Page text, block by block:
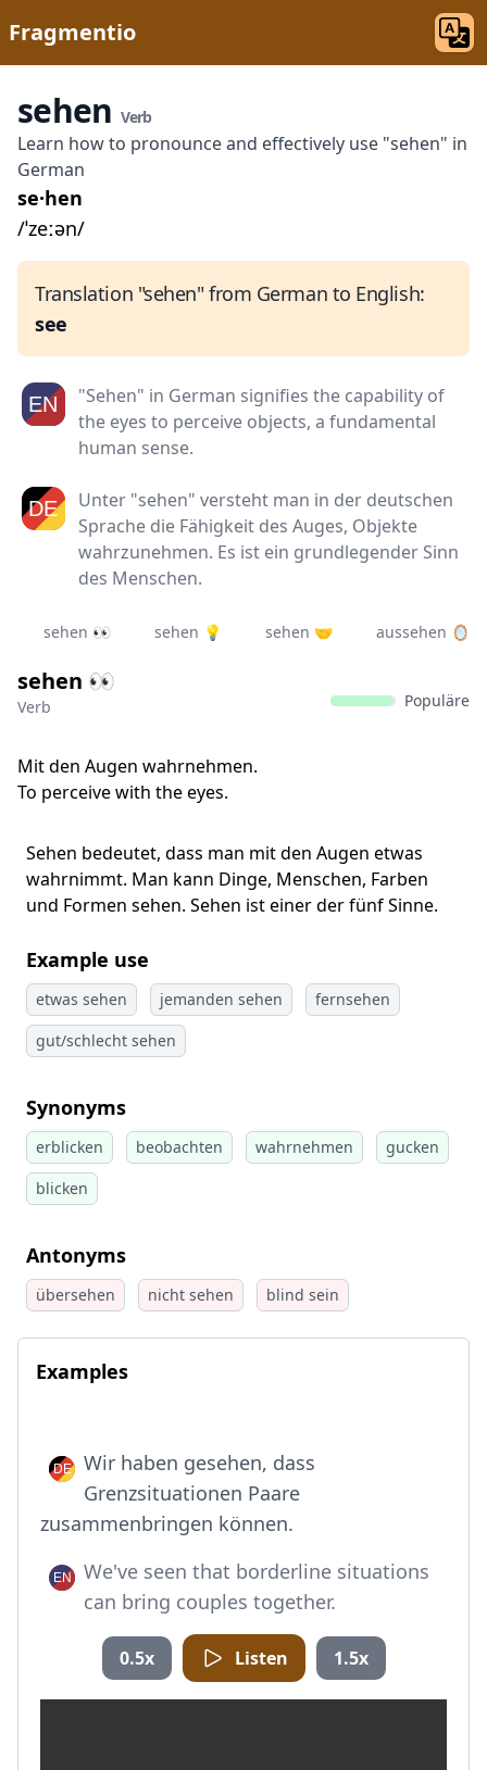
Fragmentio
sehen Verb
Learn how to pronounce and effectively use "sehen" in
German
se·hen
/ˈzeːən/
Translation "sehen" from German to English:
see
"Sehen" in German signifies the capability of
the eyes to perceive objects, a fundamental
human sense.
Unter "sehen" versteht man in der deutschen
Sprache die Fähigkeit des Auges, Objekte
wahrzunehmen. Es ist ein grundlegender Sinn
des Menschen.
sehen 👀 sehen 💡 sehen 🤝 aussehen 🪞
sehen 👀
Verb Populäre
Mit den Augen wahrnehmen.
To perceive with the eyes.
Sehen bedeutet, dass man mit den Augen etwas
wahrnimmt. Man kann Dinge, Menschen, Farben
und Formen sehen. Sehen ist einer der fünf Sinne.
Example use
etwas sehen jemanden sehen
fernsehen
gut/schlecht sehen
Synonyms
erblicken beobachten wahrnehmen
gucken
blicken
Antonyms
übersehen nicht sehen blind sein
Examples
Wir haben gesehen, dass
Grenzsituationen Paare
zusammenbringen können.
We've seen that borderline situations
can bring couples together.
0.5x Listen 1.5x